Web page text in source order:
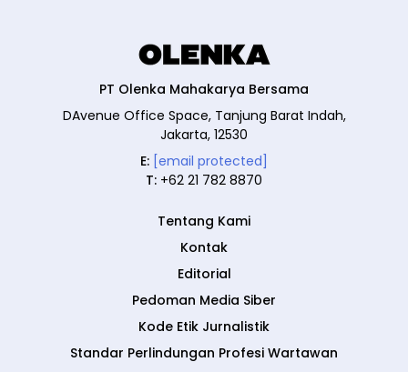
PT Olenka Mahakarya Bersama
DAvenue Office Space, Tanjung Barat Indah,
Jakarta, 12530
E: [email protected]
T: +62 21 782 8870
Tentang Kami
Kontak
Editorial
Pedoman Media Siber
Kode Etik Jurnalistik
Standar Perlindungan Profesi Wartawan